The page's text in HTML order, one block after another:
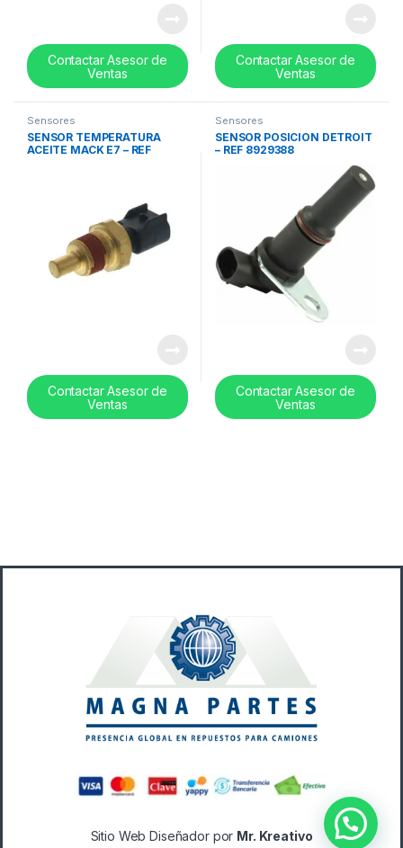
Contactar Asesor de
Ventas
Contactar Asesor de
Ventas
Sensores
SENSOR TEMPERATURA
ACEITE MACK E7 – REF
Contactar Asesor de
Ventas
Sensores
SENSOR POSICION DETROIT
– REF 8929388
Contactar Asesor de
Ventas
Sitio Web Diseñador por Mr. Kreativo